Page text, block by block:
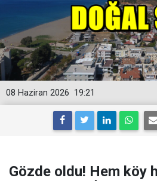
19:21
08 Haziran 2026
Gözde oldu! Hem köy